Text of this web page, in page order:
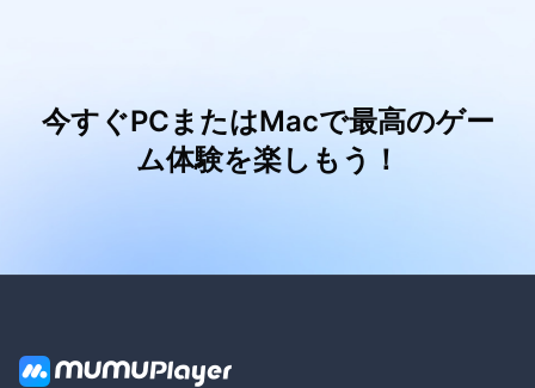
今すぐPCまたはMacで最高のゲー
ム体験を楽しもう！